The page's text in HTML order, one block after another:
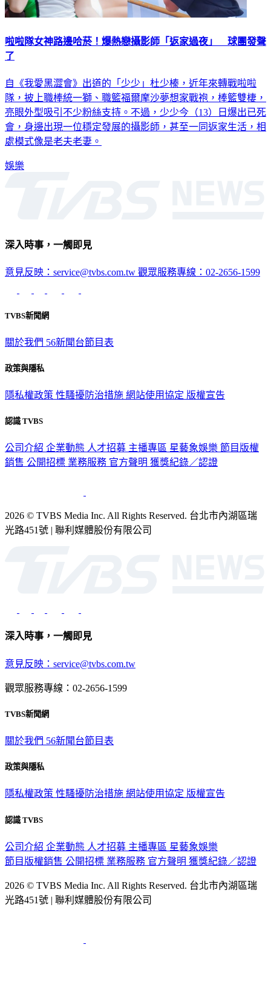
啦啦隊女神路邊哈菸！爆熱戀攝影師「返家過夜」 球團發聲
了
自《我愛黑澀會》出道的「少少」杜少榛，近年來轉戰啦啦
隊，披上職棒統一獅、職籃福爾摩沙夢想家戰袍，棒籃雙棲，
亮眼外型吸引不少粉絲支持。不過，少少今（13）日爆出已死
會，身邊出現一位穩定發展的攝影師，甚至一同返家生活，相
處模式像是老夫老妻。
娛樂
深入時事，一觸即見
意見反映：service@tvbs.com.tw 觀眾服務專線：02-2656-1599
TVBS新聞網
關於我們 56新聞台節目表
政策與隱私
隱私權政策 性騷擾防治措施 網站使用協定 版權宣告
認識 TVBS
公司介紹 企業動態 人才招募 主播專區 星藝象娛樂 節目版權
銷售 公開招標 業務服務 官方聲明 獲獎紀錄／認證
2026 © TVBS Media Inc. All Rights Reserved. 台北市內湖區瑞
光路451號 | 聯利媒體股份有限公司
深入時事，一觸即見
意見反映：service@tvbs.com.tw
觀眾服務專線：02-2656-1599
TVBS新聞網
關於我們 56新聞台節目表
政策與隱私
隱私權政策 性騷擾防治措施 網站使用協定 版權宣告
認識 TVBS
公司介紹 企業動態 人才招募 主播專區 星藝象娛樂
節目版權銷售 公開招標 業務服務 官方聲明 獲獎紀錄／認證
2026 © TVBS Media Inc. All Rights Reserved. 台北市內湖區瑞
光路451號 | 聯利媒體股份有限公司